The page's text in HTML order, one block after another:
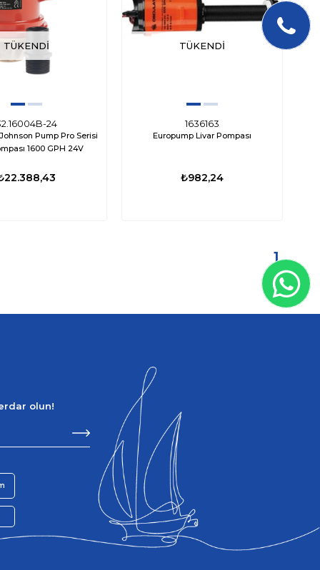
TÜKENDI
24
Pump Pro Serisi
1600 GPH 24V
TÜKENDI
1636163
Europump Livar Pompası
₺982,24
1
olun!